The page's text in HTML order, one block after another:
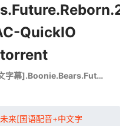
QuickIO
熊出没·重启未来[国语配音+中文字幕].Boonie.Bears.Future.Reborn.2025.1080p.WEB-DL.H265.AAC-QuickIO
来[国语配音+中文字